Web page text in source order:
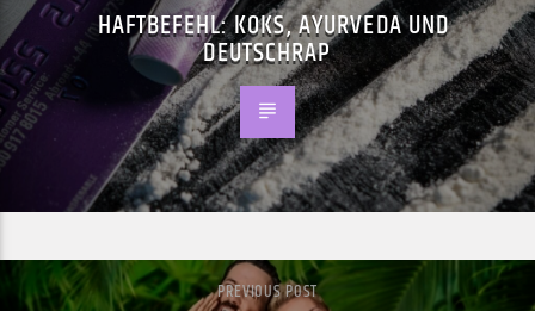
HAFTBEFEHL: KOKS, AYURVEDA UND
DEUTSCHRAP
PREVIOUS POST